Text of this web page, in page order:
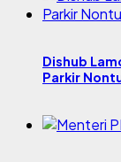
Dishub
Parkir